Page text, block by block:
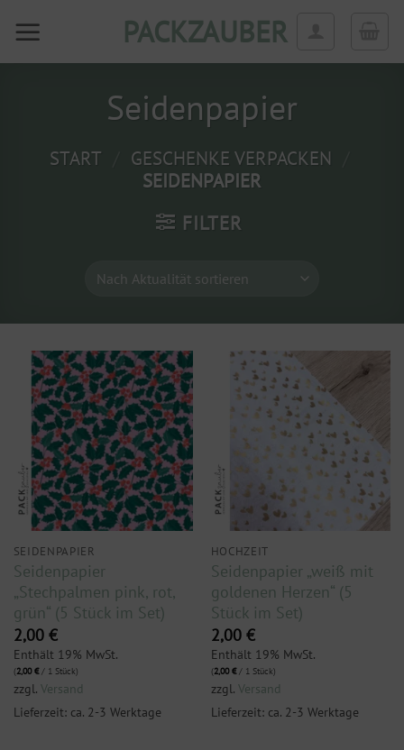
Inhalt
PACKZAUBER
Seidenpapier
START GESCHENKE VERPACKEN
SEIDENPAPIER
FILTER
SEIDENPAPIER
Seidenpapier
„Stechpalmen pink, rot,
grün“ (5 Stück im Set)
2,00 €
Enthält 19% MwSt.
(2,00€/ 1 Stück)
zzgl. Versand
Lieferzeit: ca. 2-3 Werktage
HOCHZEIT
Seidenpapier „weiß mit
goldenen Herzen“ (5
Stück im Set)
2,00 €
Enthält 19% MwSt.
(2,00€/ 1 Stück)
zzgl. Versand
Lieferzeit: ca. 2-3 Werktage